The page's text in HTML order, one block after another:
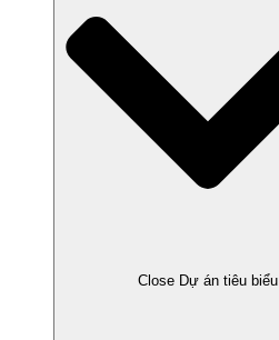
Close Dự án tiêu biểu